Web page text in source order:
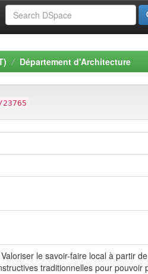
Département d'Architecture
le savoir-faire local à partir
traditionnelles pour pouvoir